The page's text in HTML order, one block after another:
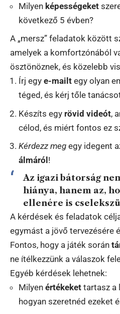
Milyen képességeket
következő 5 évben?
A „mersz” feladatok között
amelyek a komfortzónából
ösztönöznek, és közelebb
Írj egy e-mailt egy olyan
téged, és kérj tőle
Készíts egy rövid videót,
célod, és miért fontos ez
Kérdezz meg egy idegent
álmáról !
Az igazi bátorság
hiánya, hanem az,
ellenére is
A kérdések és feladatok
egymást a jövő tervezésére
Fontos, hogy a játék során
ne ítélkezzünk a válaszok
Egyéb kérdések lehetnek:
Milyen értékeket tartasz a
hogyan szeretnéd ezeket